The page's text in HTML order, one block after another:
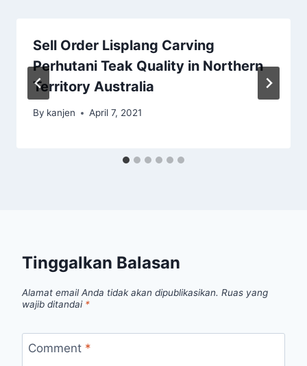
Sell Order Lisplang Carving
Perhutani Teak Quality in Northern
Territory Australia
By kanjen April 7, 2021
Tinggalkan Balasan
Alamat email Anda tidak akan dipublikasikan. Ruas yang
wajib ditandai *
Comment *